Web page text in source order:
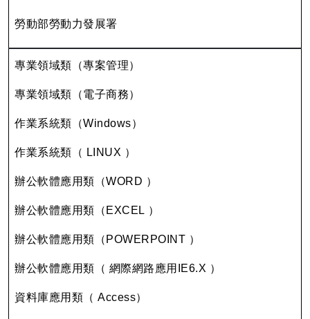
勞動部勞動力發展署
專業領域類（專案管理）
專業領域類（電子商務）
作業系統類（Windows）
作業系統類（ LINUX ）
辦公軟體應用類（WORD ）
辦公軟體應用類（EXCEL ）
辦公軟體應用類（POWERPOINT ）
辦公軟體應用類（ 網際網路應用IE6.X ）
資料庫應用類（ Access）